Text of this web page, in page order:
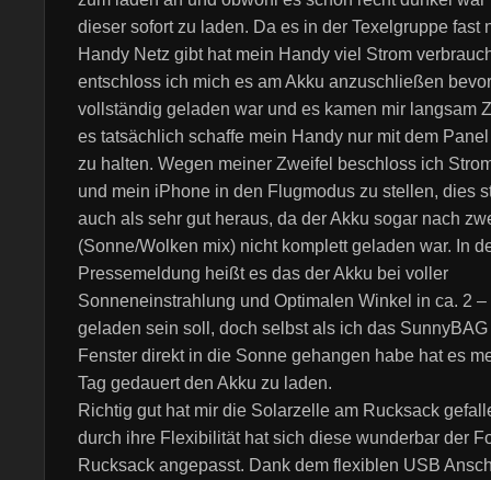
dieser sofort zu laden. Da es in der Texelgruppe fast
Handy Netz gibt hat mein Handy viel Strom
entschloss ich mich es am Akku anzuschließen
vollständig geladen war und es kamen mir langsam
es tatsächlich schaffe mein Handy nur mit dem
zu halten. Wegen meiner Zweifel beschloss ich
und mein iPhone in den Flugmodus zu stellen, dies
auch als sehr gut heraus, da der Akku sogar nach
(Sonne/Wolken mix) nicht komplett geladen war. In
Pressemeldung heißt es das der Akku bei voller
Sonneneinstrahlung und Optimalen Winkel in ca. 2
geladen sein soll, doch selbst als ich das
Fenster direkt in die Sonne gehangen habe hat es
Tag gedauert den Akku zu laden.
Richtig gut hat mir die Solarzelle am Rucksack
durch ihre Flexibilität hat sich diese wunderbar der
Rucksack angepasst. Dank dem flexiblen USB